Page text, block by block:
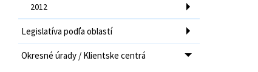
2012
Legislatíva podľa oblastí
Okresné úrady / Klientske centrá